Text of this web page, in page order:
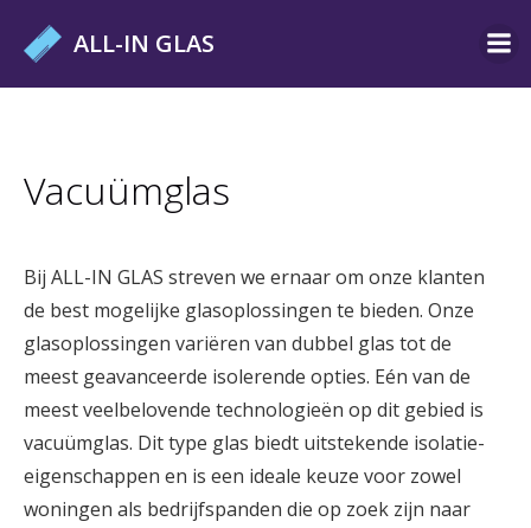
ALL-IN GLAS
Vacuümglas
Bij ALL-IN GLAS streven we ernaar om onze klanten
de best mogelijke glasoplossingen te bieden. Onze
glasoplossingen variëren van dubbel glas tot de
meest geavanceerde isolerende opties. Eén van de
meest veelbelovende technologieën op dit gebied is
vacuümglas. Dit type glas biedt uitstekende isolatie-
eigenschappen en is een ideale keuze voor zowel
woningen als bedrijfspanden die op zoek zijn naar